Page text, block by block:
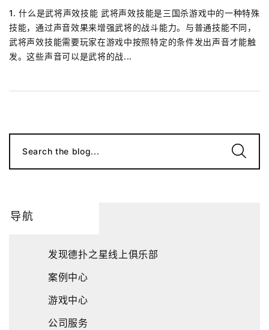
1. 什么是武将声效技能 武将声效技能是三国杀游戏中的一种特殊
技能，通过声音效果来增强武将的战斗能力。与普通技能不同，
武将声效技能需要玩家在游戏中按照特定的条件发出声音才能触
发。这些声音可以是武将的战...
Search the blog...
导航
发现德扑之星线上俱乐部
案例中心
游戏中心
公司服务